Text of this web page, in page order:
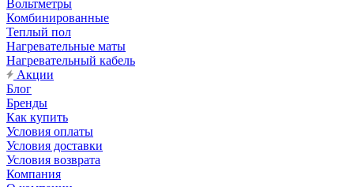
Вольтметры
Комбинированные
Теплый пол
Нагревательные маты
Нагревательный кабель
Акции
Блог
Бренды
Как купить
Условия оплаты
Условия доставки
Условия возврата
Компания